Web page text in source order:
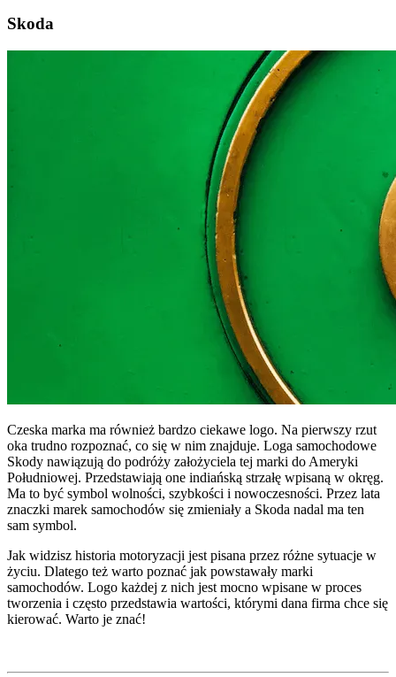
Skoda
Czeska marka ma również bardzo ciekawe logo. Na pierwszy rzut
oka trudno rozpoznać, co się w nim znajduje. Loga samochodowe
Skody nawiązują do podróży założyciela tej marki do Ameryki
Południowej. Przedstawiają one indiańską strzałę wpisaną w okręg.
Ma to być symbol wolności, szybkości i nowoczesności. Przez lata
znaczki marek samochodów się zmieniały a Skoda nadal ma ten
sam symbol.
Jak widzisz historia motoryzacji jest pisana przez różne sytuacje w
życiu. Dlatego też warto poznać jak powstawały marki
samochodów. Logo każdej z nich jest mocno wpisane w proces
tworzenia i często przedstawia wartości, którymi dana firma chce się
kierować. Warto je znać!